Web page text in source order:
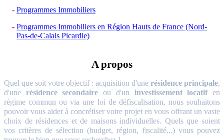
Programmes Immobiliers
Programmes Immobiliers en Région Hauts de France (Nord-
Pas-de-Calais Picardie)
A propos
Quel que soit votre objectif : acquisition d'une résidence principale,
d'une résidence secondaire ou d'un investissement locatifen
régime commun ou via une loi de défiscalisation, nous souhaitons
pouvoir vous aider à concrétiser votre projet en vous offrant un vaste
choix de résidences et de maisons individuelles. Quels que soient
vos critères de sélection (budget, région, fiscalité...) vous pouvez